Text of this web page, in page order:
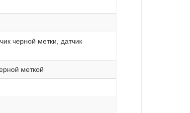
черной метки, датчик
меткой